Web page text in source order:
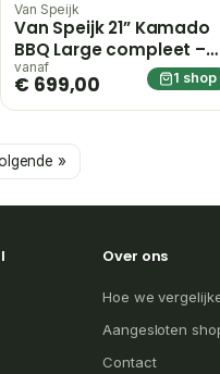
Van Speijk
Van Speijk 21” Kamado
BBQ Large compleet –
Zwart
vanaf
€ 699,00 1 shop
»
Over ons
Hoe we
Aangesloten
Contact